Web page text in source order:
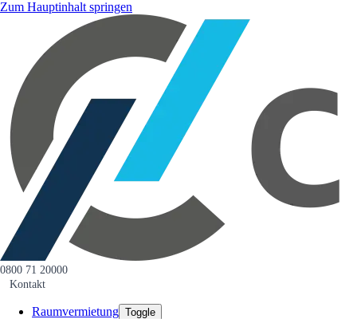
Zum Hauptinhalt springen
0800 71 20000
Kontakt
Raumvermietung Toggle